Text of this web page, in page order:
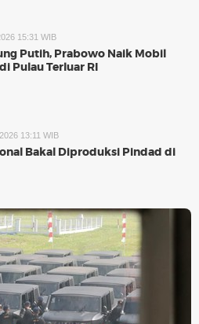
15:31 WIB
Putih, Prabowo Naik Mobil
Pulau Terluar RI
13:11 WIB
Bakal Diproduksi Pindad di